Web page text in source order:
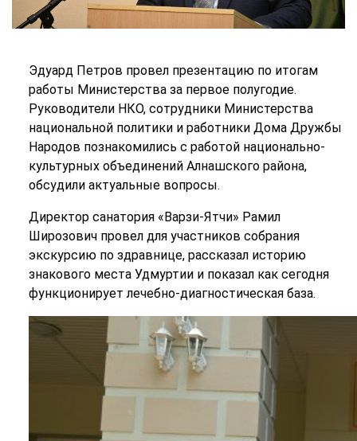
Эдуард Петров провел презентацию по итогам
работы Министерства за первое полугодие.
Руководители НКО, сотрудники Министерства
национальной политики и работники Дома Дружбы
Народов познакомились с работой национально-
культурных объединений Алнашского района,
обсудили актуальные вопросы.
Директор санатория «Варзи-Ятчи» Рамил
Широзович провел для участников собрания
экскурсию по здравнице, рассказал историю
знакового места Удмуртии и показал как сегодня
функционирует лечебно-диагностическая база.